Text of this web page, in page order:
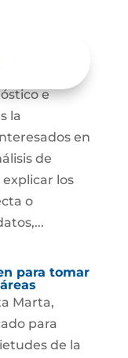
de
e
la
en
de
los
o
para tomar
Marta,
para
de la